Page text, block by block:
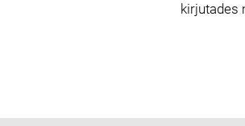
kirjutades